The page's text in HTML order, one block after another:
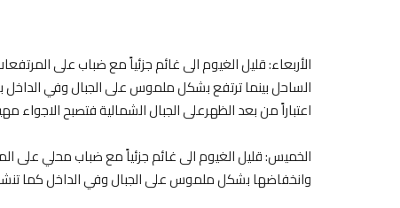
الأربعاء: قليل الغيوم الى غائم جزئياً مع ضباب على
الساحل بينما ترتفع بشكل ملموس على الجبال وفي
اعتباراً من بعد الظهرعلى الجبال الشمالية فتصبح الاجواء
الخميس: قليل الغيوم الى غائم جزئياً مع ضباب محلي على
وانخفاضها بشكل ملموس على الجبال وفي الداخل كما تنشط